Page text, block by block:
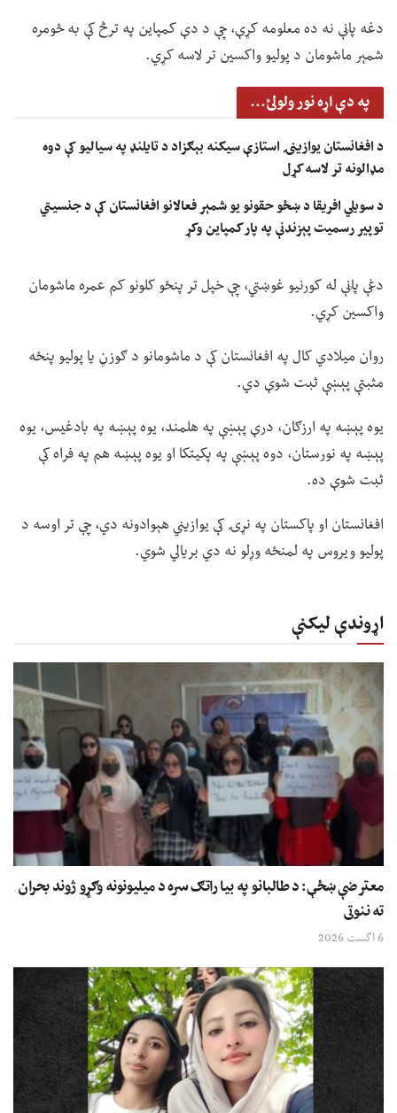
‏دغه پاڼې نه ده معلومه کړې، چې د دې کمپاین په ترڅ کې به څومره
شمېر ماشومان د پولیو واکسین تر لاسه کړي.
په دې اړه نور ولولئ...
د افغانستان یوازینۍ استازې سیکنه بېګزاد د تایلنډ په سیالیو کې دوه
مډالونه تر لاسه کړل
د سویلي افریقا د ښځو حقونو یو شمېر فعالانو افغانستان کې د جنسیتي
توپیر رسمیت پېزندنې په پار کمپاین وکړ
دغې پاڼې له کورنیو غوښتي، چې خپل تر پنځو کلونو کم عمره ماشومان
واکسین کړي.
روان میلادي کال په افغانستان کې د ماشومانو د ګوزڼ یا پولیو پنځه
مثبتې پېښې ثبت شوې دي.
یوه پېښه په ارزګان، درې پېښې په هلمند، یوه پېښه په بادغیس، یوه
پېښه په نورستان، دوه پېښې په پکیتکا او یوه پېښه هم په فراه کې
ثبت شوې ده.
افغانستان او پاکستان په نړۍ کې یوازیني هېوادونه دي، چې تر اوسه د
پولیو ویروس په لمنځه وړلو نه دي بریالي شوي.
اړوندې لیکنې
معترضې ښځې: د طالبانو په بیا راتګ سره د میلیونونه وګړو ژوند بحران
ته ننوتی
6 اگست 2026